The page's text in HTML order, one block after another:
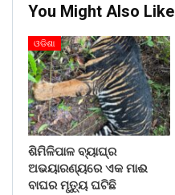
You Might Also Like
ଓଡିଶା
ଶିମିଳିପାଳ ବ୍ୟାଘ୍ର
ଅଭୟାରଣ୍ୟରେ ଏକ ମାଈ
ବାଘର ମୃତ୍ୟୁ ଘଟିଛି